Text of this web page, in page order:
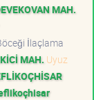
MAH.
İlaçlama
MAH. Uyuz